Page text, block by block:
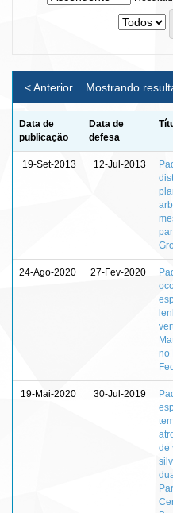
Mostrando
< Anterior
Data de
publicação
Data de
defesa
19-Set-2013 12-Jul-2013
24-Ago-2020 27-Fev-2020
no
19-Mai-2020 30-Jul-2019
de